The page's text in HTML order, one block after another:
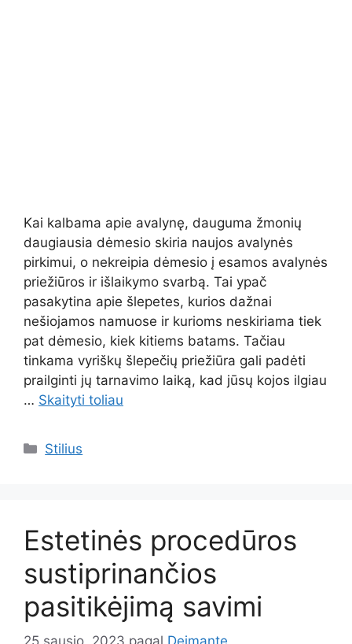
Kai kalbama apie avalynę, dauguma žmonių
daugiausia dėmesio skiria naujos avalynės
pirkimui, o nekreipia dėmesio į esamos avalynės
priežiūros ir išlaikymo svarbą. Tai ypač
pasakytina apie šlepetes, kurios dažnai
nešiojamos namuose ir kurioms neskiriama tiek
pat dėmesio, kiek kitiems batams. Tačiau
tinkama vyriškų šlepečių priežiūra gali padėti
prailginti jų tarnavimo laiką, kad jūsų kojos ilgiau
… Skaityti toliau
Kategorijos
Stilius
Estetinės procedūros
sustiprinančios
pasitikėjimą savimi